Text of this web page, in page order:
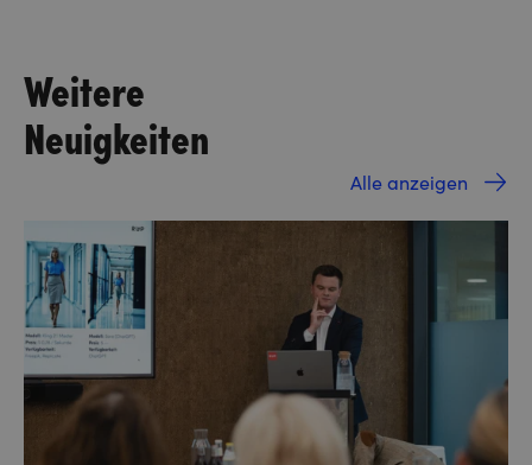
Weitere
Neuigkeiten
Alle anzeigen